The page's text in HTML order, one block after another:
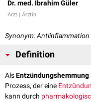
Dr. med. Ibrahim Güler
Arzt | Ärztin
Synonym: Antiinflammation
Definition
AlsEntzündungshemmung
Prozess, der eine
kann durch